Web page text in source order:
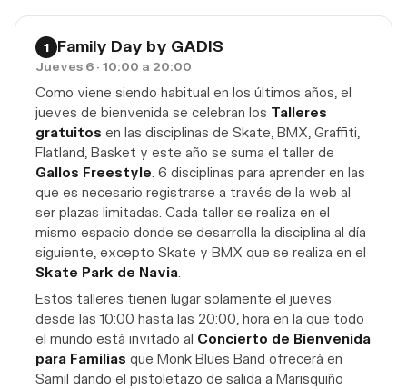
1 Family Day by GADIS
Jueves 6 · 10:00 a 20:00
Como viene siendo habitual en los últimos años, el
jueves de bienvenida se celebran los Talleres
gratuitos en las disciplinas de Skate, BMX, Graffiti,
Flatland, Basket y este año se suma el taller de
Gallos Freestyle . 6 disciplinas para aprender en las
que es necesario registrarse a través de la web al
ser plazas limitadas. Cada taller se realiza en el
mismo espacio donde se desarrolla la disciplina al día
siguiente, excepto Skate y BMX que se realiza en el
Skate Park de Navia
Estos talleres tienen lugar solamente el jueves
desde las 10:00 hasta las 20:00, hora en la que todo
el mundo está invitado al Concierto de Bienvenida
para Familias que Monk Blues Band ofrecerá en
Samil dando el pistoletazo de salida a Marisquiño